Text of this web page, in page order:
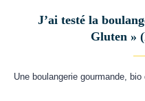
J’ai testé la
Gluten »
Une boulangerie gourmande,